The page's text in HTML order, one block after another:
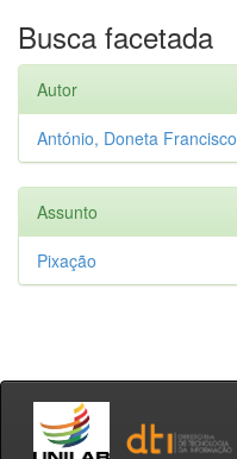
Busca facetada
Autor
António, Doneta Francisco
Assunto
Pixação